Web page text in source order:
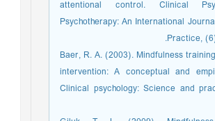
attentional control. Clinical
Psychotherapy: An International
Practice,
Baer, R. A. (2003). Mindfulness
intervention: A conceptual and
Clinical psychology: Science and